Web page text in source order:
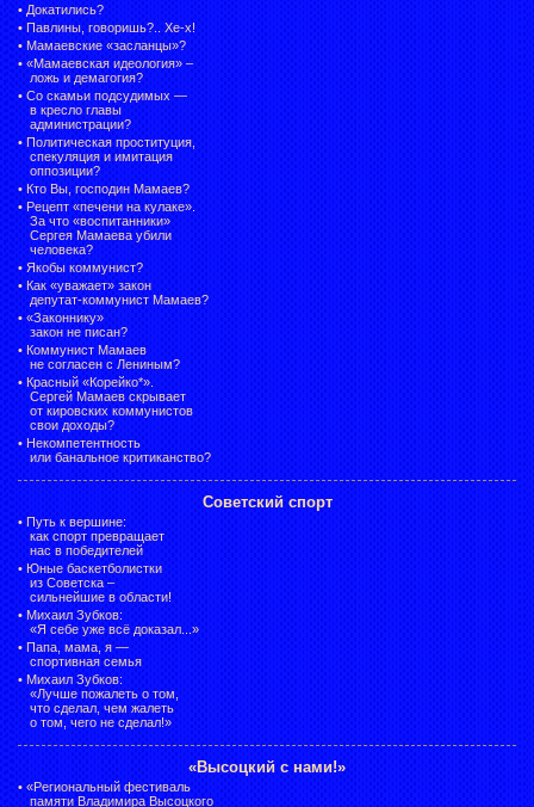
• Докатились?
• Павлины, говоришь?.. Хе-х!
• Мамаевские «засланцы»?
• «Мамаевская идеология» –
ложь и демагогия?
• Со скамьи подсудимых —
в кресло главы
администрации?
• Политическая проституция,
спекуляция и имитация
оппозиции?
• Кто Вы, господин Мамаев?
• Рецепт «печени на кулаке».
За что «воспитанники»
Сергея Мамаева убили
человека?
• Якобы коммунист?
• Как «уважает» закон
депутат-коммунист Мамаев?
• «Законнику»
закон не писан?
• Коммунист Мамаев
не согласен с Лениным?
• Красный «Корейко*».
Сергей Мамаев скрывает
от кировских коммунистов
свои доходы?
• Некомпетентность
или банальное критиканство?
Советский спорт
• Путь к вершине:
как спорт превращает
нас в победителей
• Юные баскетболистки
из Советска –
сильнейшие в области!
• Михаил Зубков:
«Я себе уже всё доказал...»
• Папа, мама, я —
спортивная семья
• Михаил Зубков:
«Лучше пожалеть о том,
что сделал, чем жалеть
о том, чего не сделал!»
«Высоцкий с нами!»
• «Региональный фестиваль
памяти Владимира Высоцкого